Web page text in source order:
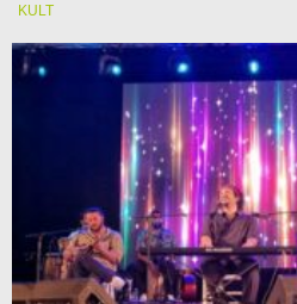
KULT